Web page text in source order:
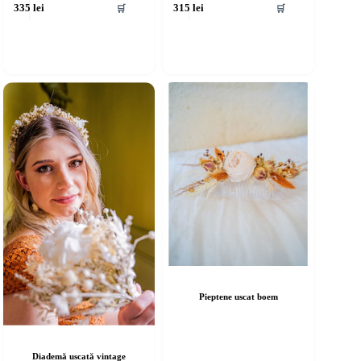
335lei 🛒 315lei 🛒
Diademă uscată vintage
Pieptene uscat boem